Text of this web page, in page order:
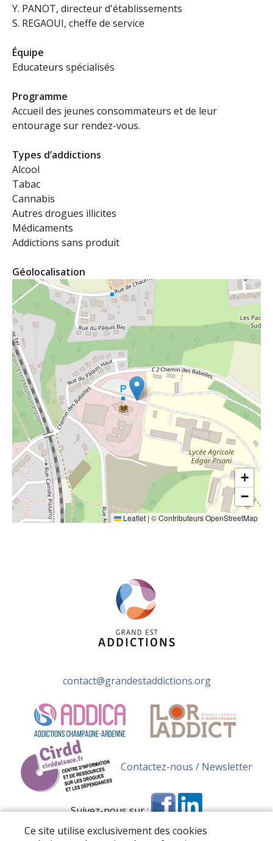
Y. PANOT, directeur d'établissements
S. REGAOUI, cheffe de service
Équipe
Educateurs spécialisés
Programme
Accueil des jeunes consommateurs et de leur
entourage sur rendez-vous.
Types d’addictions
Alcool
Tabac
Cannabis
Autres drogues illicites
Médicaments
Addictions sans produit
Géolocalisation
+
−
Leaflet | ©Contributeurs OpenStreetMap
contact@grandestaddictions.org
Contactez-nous / Newsletter
Suivez-nous sur :
Ce site utilise exclusivement des cookies